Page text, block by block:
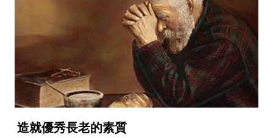
造就優秀長老的素質